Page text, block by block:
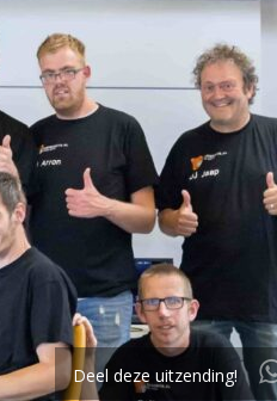
Deel deze uitzending!